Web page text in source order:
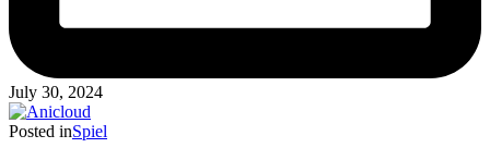
July 30, 2024
Posted inSpiel